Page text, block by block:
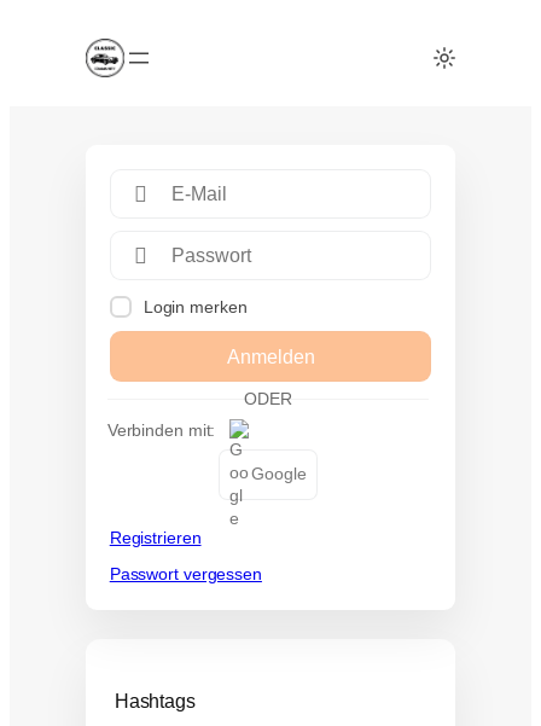
Login merken
Anmelden
ODER
Verbinden mit:
Google
Registrieren
Passwort vergessen
Hashtags